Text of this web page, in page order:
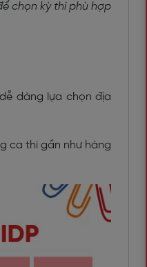
chọn kỳ thi phù hợp
dàng lựa chọn địa
ca thi gần như hàng